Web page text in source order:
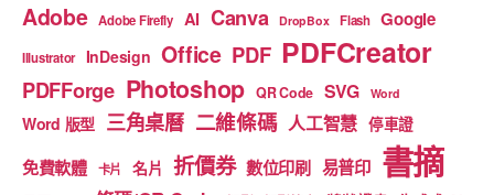
Adobe Adobe Firefly AI Canva DropBox Flash Google
Illustrator InDesign Office PDF PDFCreator
PDFForge Photoshop QR Code SVG Word
Word 版型 三角桌曆 二維條碼 人工智慧 停車證
免費軟體 卡片 名片 折價券 數位印刷 易普印 書摘